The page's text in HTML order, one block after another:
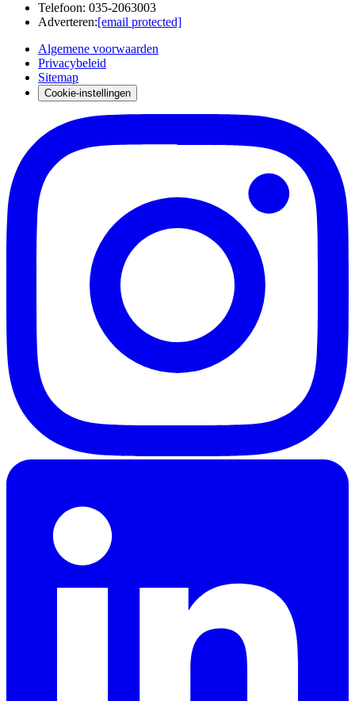
Telefoon: 035-2063003
Adverteren:[email protected]
Algemene voorwaarden
Privacybeleid
Sitemap
Cookie-instellingen